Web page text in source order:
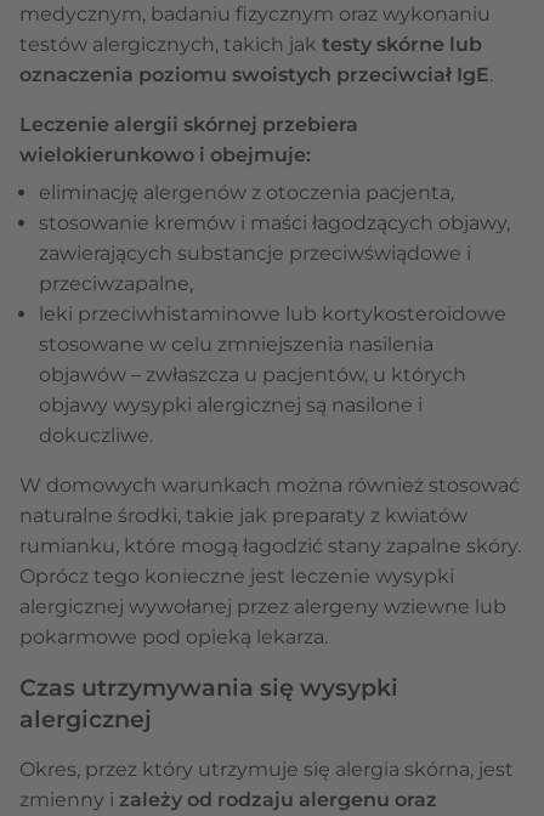
medycznym, badaniu fizycznym oraz wykonaniu
testów alergicznych, takich jak testy skórne lub
oznaczenia poziomu swoistych przeciwciał IgE.
Leczenie alergii skórnej przebiera
wielokierunkowo i obejmuje:
eliminację alergenów z otoczenia pacjenta,
stosowanie kremów i maści łagodzących objawy,
zawierających substancje przeciwświądowe i
przeciwzapalne,
leki przeciwhistaminowe lub kortykosteroidowe
stosowane w celu zmniejszenia nasilenia
objawów – zwłaszcza u pacjentów, u których
objawy wysypki alergicznej są nasilone i
dokuczliwe.
W domowych warunkach można również stosować
naturalne środki, takie jak preparaty z kwiatów
rumianku, które mogą łagodzić stany zapalne skóry.
Oprócz tego konieczne jest leczenie wysypki
alergicznej wywołanej przez alergeny wziewne lub
pokarmowe pod opieką lekarza.
Czas utrzymywania się wysypki
alergicznej
Okres, przez który utrzymuje się alergia skórna, jest
zmienny i zależy od rodzaju alergenu oraz